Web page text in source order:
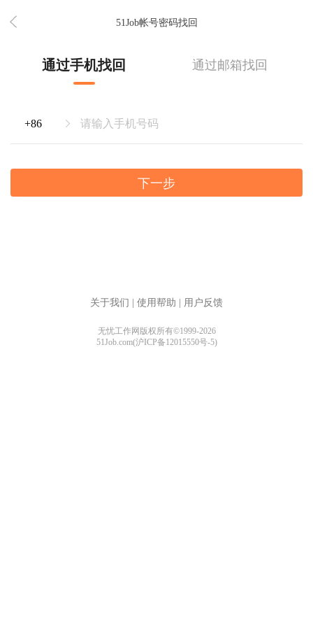
51Job帐号密码找回
通过手机找回 通过邮箱找回
下一步
关于我们 使用帮助 用户反馈
无忧工作网版权所有©1999-2026
51Job.com(沪ICP备12015550号-5)